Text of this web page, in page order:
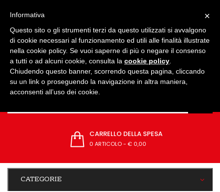
CARRELLO DELLA SPESA
0 ARTICOLO- € 0,00
CATEGORIE
×
Informativa
Questo sito o gli strumenti terzi da questo utilizzati si avvalgono
di cookie necessari al funzionamento ed utili alle finalità illustrate
nella cookie policy. Se vuoi saperne di più o negare il consenso
a tutti o ad alcuni cookie, consulta la cookie policy
Chiudendo questo banner, scorrendo questa pagina, cliccando
su un link o proseguendo la navigazione in altra maniera,
acconsenti all’uso dei cookie.